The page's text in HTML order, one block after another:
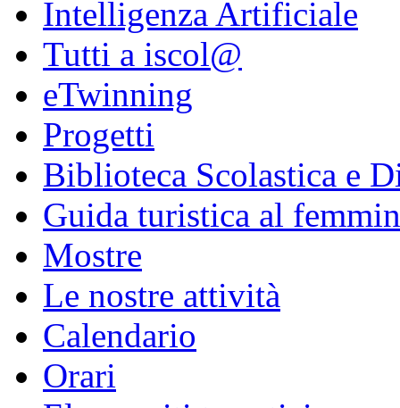
Intelligenza Artificiale
Tutti a iscol@
eTwinning
Progetti
Biblioteca Scolastica e
Guida turistica al
Mostre
Le nostre attività
Calendario
Orari